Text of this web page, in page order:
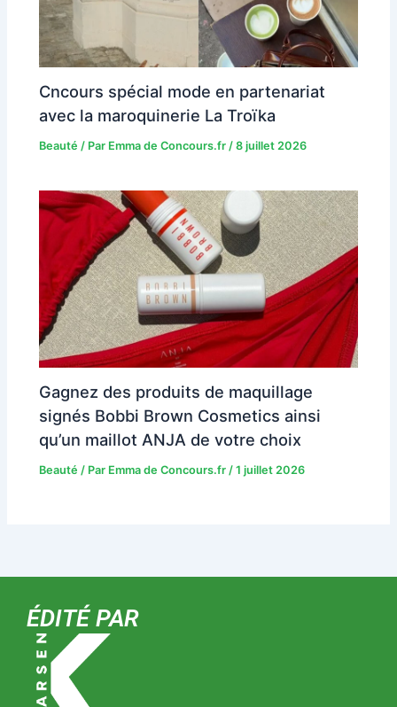
Cncours spécial mode en partenariat
avec la maroquinerie La Troïka
Beauté / Par Emma de Concours.fr/8 juillet 2026
Gagnez des produits de maquillage
signés Bobbi Brown Cosmetics ainsi
qu’un maillot ANJA de votre choix
Beauté / Par Emma de Concours.fr/1 juillet 2026
ÉDITÉ PAR